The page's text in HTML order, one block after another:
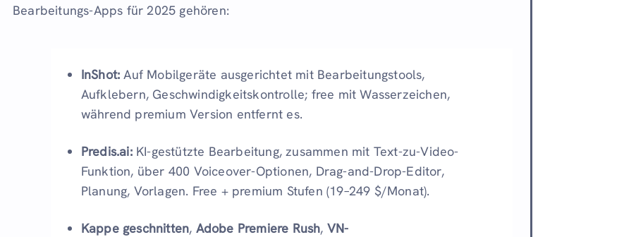
Bearbeitungs-Apps für 2025 gehören:
InShot: Auf Mobilgeräte ausgerichtet mit Bearbeitungstools,
Aufklebern, Geschwindigkeitskontrolle; free mit Wasserzeichen,
während premium Version entfernt es.
Predis.ai:KI-gestützte Bearbeitung, zusammen mit Text-zu-Video-
Funktion, über 400 Voiceover-Optionen, Drag-and-Drop-Editor,
Planung, Vorlagen. Free + premium Stufen (19–249 $/Monat).
Kappe geschnitten, Adobe Premiere Rush, VN-